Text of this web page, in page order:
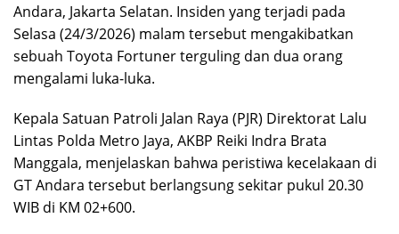
Andara, Jakarta Selatan. Insiden yang terjadi pada
Selasa (24/3/2026) malam tersebut mengakibatkan
sebuah Toyota Fortuner terguling dan dua orang
mengalami luka-luka.
Kepala Satuan Patroli Jalan Raya (PJR) Direktorat Lalu
Lintas Polda Metro Jaya, AKBP Reiki Indra Brata
Manggala, menjelaskan bahwa peristiwa kecelakaan di
GT Andara tersebut berlangsung sekitar pukul 20.30
WIB di KM 02+600.